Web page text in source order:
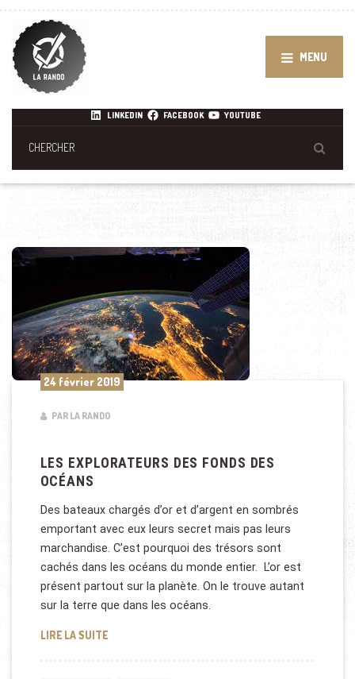
MENU
LINKEDIN FACEBOOK YOUTUBE
24 février 2019
PAR LA RANDO
LES EXPLORATEURS DES FONDS DES
OCÉANS
Des bateaux chargés d’or et d’argent en sombrés
emportant avec eux leurs secret mais pas leurs
marchandise. C’est pourquoi des trésors sont
cachés dans les océans du monde entier. L’or est
présent partout sur la planète. On le trouve autant
sur la terre que dans les océans.
LIRE LA SUITELES EXPLORATEURS DES FONDS DES OCÉANS